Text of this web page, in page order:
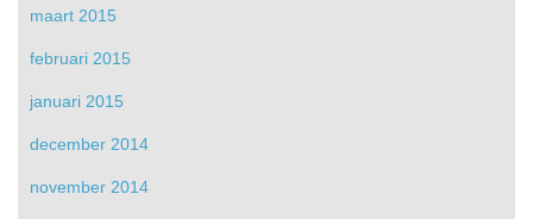
maart 2015
februari 2015
januari 2015
december 2014
november 2014